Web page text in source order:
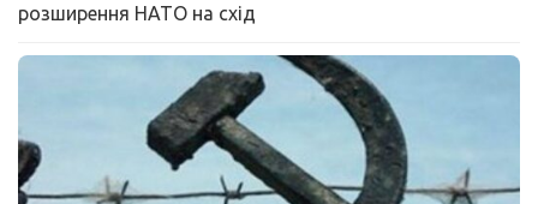
розширення НАТО на схід